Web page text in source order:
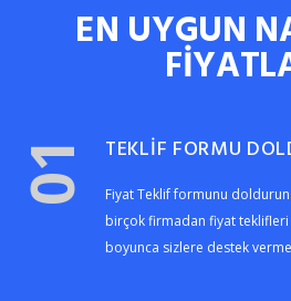
EN UYGUN
01 TEKLİF FORMU
Fiyat Teklif formunu
birçok firmadan fiyat teklifleri
boyunca sizlere destek